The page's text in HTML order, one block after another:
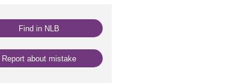
Find in NLB
Report about mistake